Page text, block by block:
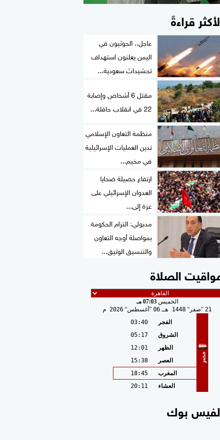
قراءةً
عاجل.. الحوثيون في
اليمن يعلنون استهداف
تحشيداتَ سعودية...
مقتل 6 أشخاص وإصابة
22 في انقلاب حافلة...
منظمة التعاون الإسلامي
تدين العمليات الإسرائيلية
في مخيم...
ارتفاع حصيلة ضحايا
العدوان الإسرائيلي على
غزة إلى...
مدبولي: التزام الحكومة
بمواصلة أوجه التعاون
والتنسيق الوثيق...
الصلاة
الخميس07:03 مـ
21 صفر 1448 هـ 06 أغسطس 2026 م
مصر
الفجر
03:40
الشروق
05:17
الظهر
12:01
العصر
15:38
المغرب
18:45
العشاء
20:11
بوك